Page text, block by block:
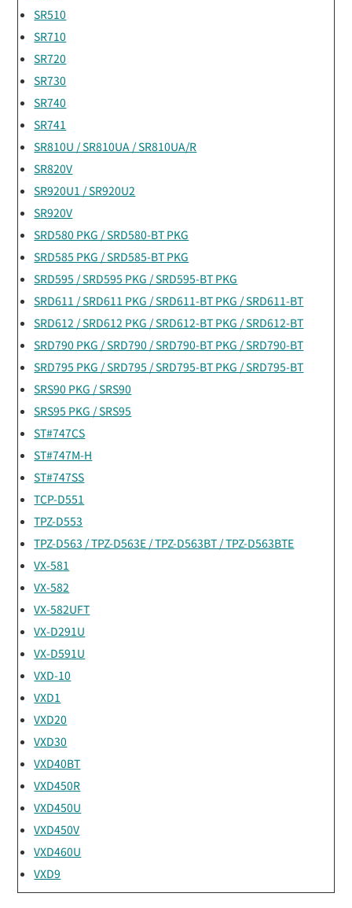
SR510
SR710
SR720
SR730
SR740
SR741
SR810U / SR810UA / SR810UA/R
SR820V
SR920U1 / SR920U2
SR920V
SRD580 PKG / SRD580-BT PKG
SRD585 PKG / SRD585-BT PKG
SRD595 / SRD595 PKG / SRD595-BT PKG
SRD611 / SRD611 PKG / SRD611-BT PKG / SRD611-BT
SRD612 / SRD612 PKG / SRD612-BT PKG / SRD612-BT
SRD790 PKG / SRD790 / SRD790-BT PKG / SRD790-BT
SRD795 PKG / SRD795 / SRD795-BT PKG / SRD795-BT
SRS90 PKG / SRS90
SRS95 PKG / SRS95
ST#747CS
ST#747M-H
ST#747SS
TCP-D551
TPZ-D553
TPZ-D563 / TPZ-D563E / TPZ-D563BT / TPZ-D563BTE
VX-581
VX-582
VX-582UFT
VX-D291U
VX-D591U
VXD-10
VXD1
VXD20
VXD30
VXD40BT
VXD450R
VXD450U
VXD450V
VXD460U
VXD9